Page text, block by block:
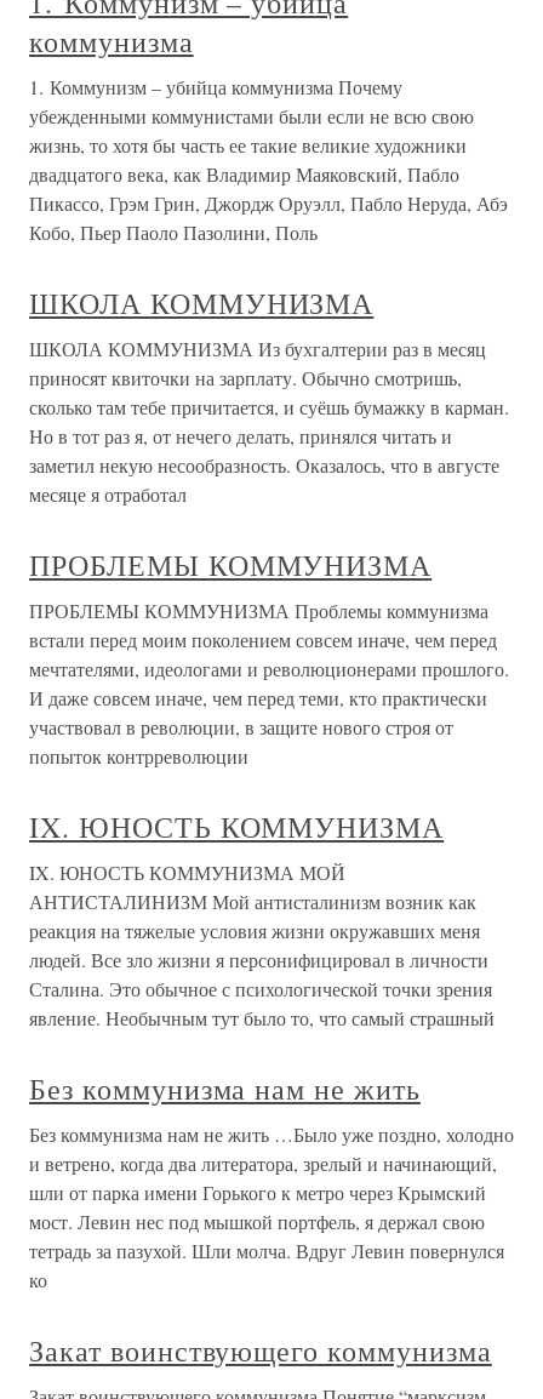
коммунизма
1. Коммунизм – убийца коммунизма Почему
убежденными коммунистами были если не всю свою
жизнь, то хотя бы часть ее такие великие художники
двадцатого века, как Владимир Маяковский, Пабло
Пикассо, Грэм Грин, Джордж Оруэлл, Пабло Неруда, Абэ
Кобо, Пьер Паоло Пазолини, Поль
ШКОЛА КОММУНИЗМА
ШКОЛА КОММУНИЗМА Из бухгалтерии раз в месяц
приносят квиточки на зарплату. Обычно смотришь,
сколько там тебе причитается, и суёшь бумажку в карман.
Но в тот раз я, от нечего делать, принялся читать и
заметил некую несообразность. Оказалось, что в августе
месяце я отработал
ПРОБЛЕМЫ КОММУНИЗМА
ПРОБЛЕМЫ КОММУНИЗМА Проблемы коммунизма
встали перед моим поколением совсем иначе, чем перед
мечтателями, идеологами и революционерами прошлого.
И даже совсем иначе, чем перед теми, кто практически
участвовал в революции, в защите нового строя от
попыток контрреволюции
IX. ЮНОСТЬ КОММУНИЗМА
IX. ЮНОСТЬ КОММУНИЗМА МОЙ
АНТИСТАЛИНИЗМ Мой антисталинизм возник как
реакция на тяжелые условия жизни окружавших меня
людей. Все зло жизни я персонифицировал в личности
Сталина. Это обычное с психологической точки зрения
явление. Необычным тут было то, что самый страшный
Без коммунизма нам не жить
Без коммунизма нам не жить …Было уже поздно, холодно
и ветрено, когда два литератора, зрелый и начинающий,
шли от парка имени Горького к метро через Крымский
мост. Левин нес под мышкой портфель, я держал свою
тетрадь за пазухой. Шли молча. Вдруг Левин повернулся
ко
Закат воинствующего коммунизма